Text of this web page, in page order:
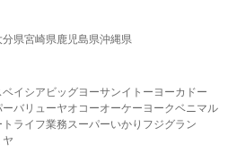
分県宮崎県 鹿児島県沖縄県
ベイシア ビッグヨーサンイトーヨーカドー
ーバリューヤオコーオーケー ヨークベニマル
ライフ業務スーパーいかり フジグラン
ヤ